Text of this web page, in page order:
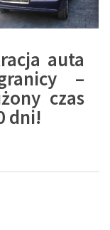
auta
–
czas
dni!